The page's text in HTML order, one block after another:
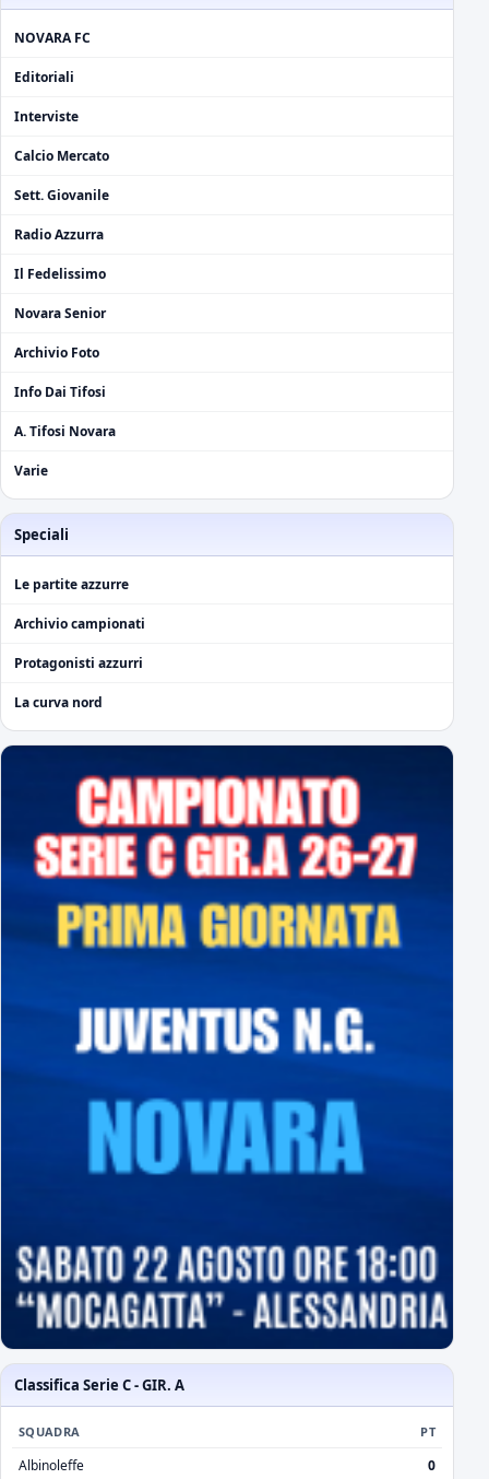
NOVARA FC
Editoriali
Interviste
Calcio Mercato
Sett. Giovanile
Radio Azzurra
Il Fedelissimo
Novara Senior
Archivio Foto
Info Dai Tifosi
A. Tifosi Novara
Varie
Speciali
Le partite azzurre
Archivio campionati
Protagonisti azzurri
La curva nord
Classifica Serie C - GIR. A
SQUADRA PT
Albinoleffe
0